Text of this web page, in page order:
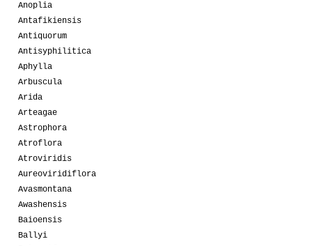
Anoplia
Antafikiensis
Antiquorum
Antisyphilitica
Aphylla
Arbuscula
Arida
Arteagae
Astrophora
Atroflora
Atroviridis
Aureoviridiflora
Avasmontana
Awashensis
Baioensis
Ballyi